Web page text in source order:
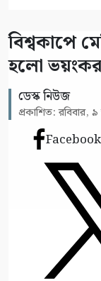
বিশ্বকাপে
হলো
ডেস্ক নিউজ
প্রকাশিত: রবিবার,
Facebook